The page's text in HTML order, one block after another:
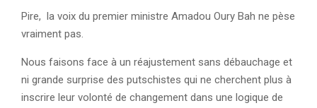
Pire, la voix du premier ministre Amadou Oury Bah ne pèse
vraiment pas.
Nous faisons face à un réajustement sans débauchage et
ni grande surprise des putschistes qui ne cherchent plus à
inscrire leur volonté de changement dans une logique de